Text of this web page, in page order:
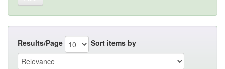
Results/Page Sort items by